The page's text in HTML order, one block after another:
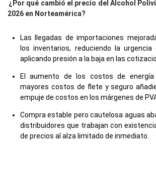
¿Por qué cambió el precio del Alcohol
2026 en Norteamérica?
Las llegadas de importaciones
los inventarios, reduciendo la
aplicando presión a la baja en las
El aumento de los costos de
mayores costos de flete y seguro
empuje de costos en los márgenes de
Compra estable pero cautelosa aguas
distribuidores que trabajan con
de precios al alza limitado de inmediato.